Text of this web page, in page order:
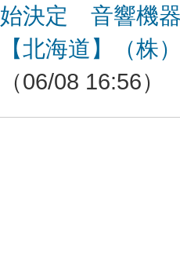
始決定 音響機
【北海道】（株
（06/08 16:56）